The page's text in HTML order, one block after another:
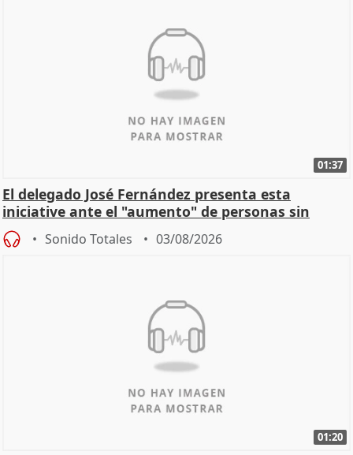
01:37
El delegado José Fernández presenta esta
iniciative ante el "aumento" de personas sin
hogar en Madri
Sonido Totales 03/08/2026
01:20